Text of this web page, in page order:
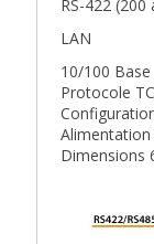
RS-422
LAN
10/100
Protocole
Alimentation
Dimensions